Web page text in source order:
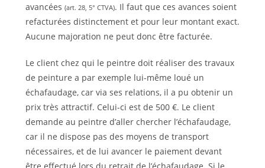
avancées (art. 28, 5° CTVA). Il faut que ces avances soient
refacturées distinctement et pour leur montant exact.
Aucune majoration ne peut donc être facturée.
Le client chez qui le peintre doit réaliser des travaux
de peinture a par exemple lui-même loué un
échafaudage, car via ses relations, il a pu obtenir un
prix très attractif. Celui-ci est de 500 €. Le client
demande au peintre d’aller chercher l’échafaudage,
car il ne dispose pas des moyens de transport
nécessaires, et de lui avancer le paiement devant